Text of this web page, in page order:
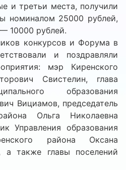
и третьи места, получили
номиналом 25000 рублей,
10000 рублей.
конкурсов и Форума в
и поздравляли
мэр Киренского
Свистелин, глава
образования
Вициамов, председатель
Ольга Николаевна
Управления образования
района Оксана
а также главы поселений